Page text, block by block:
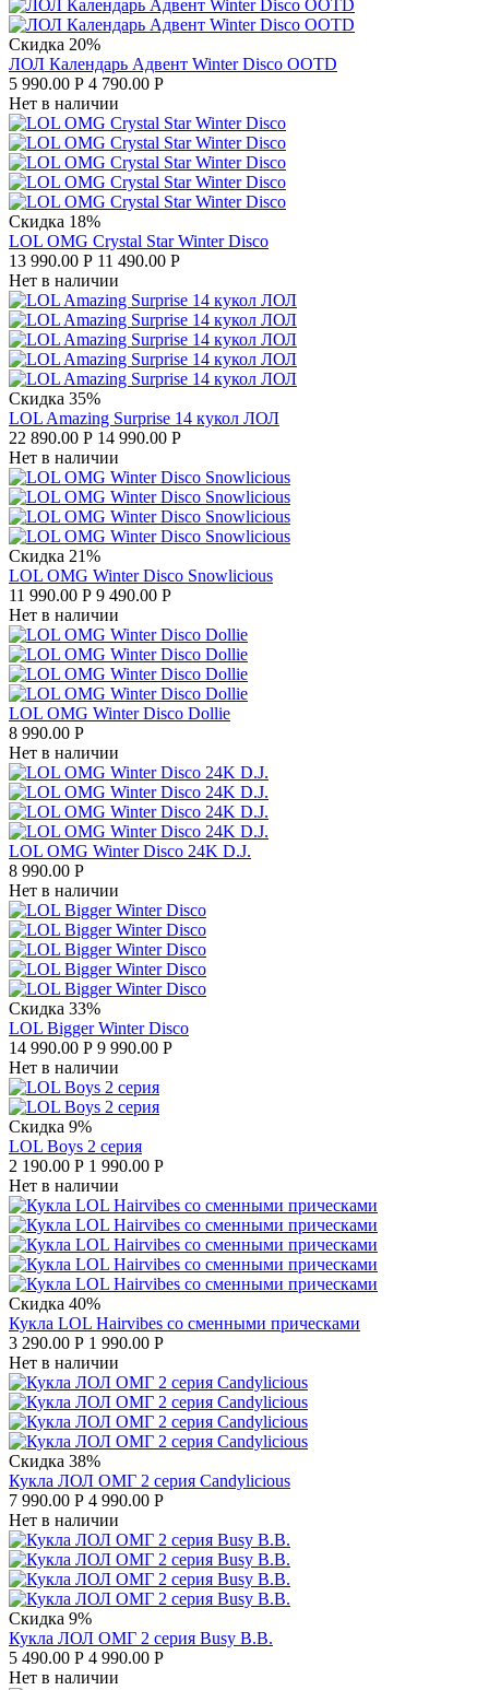
Скидка 20%
ЛОЛ Календарь Адвент Winter Disco OOTD
5 990.00 Р 4 790.00 Р
Нет в наличии
Скидка 18%
LOL OMG Crystal Star Winter Disco
13 990.00 Р 11 490.00 Р
Нет в наличии
Скидка 35%
LOL Amazing Surprise 14 кукол ЛОЛ
22 890.00 Р 14 990.00 Р
Нет в наличии
Скидка 21%
LOL OMG Winter Disco Snowlicious
11 990.00 Р 9 490.00 Р
Нет в наличии
LOL OMG Winter Disco Dollie
8 990.00 Р
Нет в наличии
LOL OMG Winter Disco 24K D.J.
8 990.00 Р
Нет в наличии
Скидка 33%
LOL Bigger Winter Disco
14 990.00 Р 9 990.00 Р
Нет в наличии
Скидка 9%
LOL Boys 2 серия
2 190.00 Р 1 990.00 Р
Нет в наличии
Скидка 40%
Кукла LOL Hairvibes со сменными прическами
3 290.00 Р 1 990.00 Р
Нет в наличии
Скидка 38%
Кукла ЛОЛ ОМГ 2 серия Candylicious
7 990.00 Р 4 990.00 Р
Нет в наличии
Скидка 9%
Кукла ЛОЛ ОМГ 2 серия Busy B.B.
5 490.00 Р 4 990.00 Р
Нет в наличии